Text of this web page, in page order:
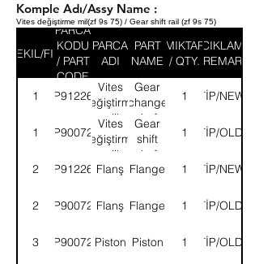
Komple Adı/Assy Name :
Vites değiştirme mil(zf 9s 75) / Gear shift rail (zf 9s 75)
SEKIL/FIG
PARCA
KODU
/ PART
CODE
PARCA
ADI
PART
NAME
MIKTAR
/ QTY.
ACIKLAMA
/ REMARK
1 9P912261
Vites
değiştirme
mili
Gear
change
shaft
1
YENİTİP/
1 9P900725
Vites
değiştirme
mili
Gear
shift
shaft
1
ESKİTİP/
2 9P912262Flanş Flange 1
YENİTİP/
2 9P900726Flanş Flange 1
ESKİTİP/
3 9P900727Piston Piston 1
ESKİTİP/